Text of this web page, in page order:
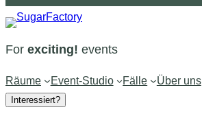
For exciting! events
Räume Event-Studio Fälle Über uns
Interessiert?